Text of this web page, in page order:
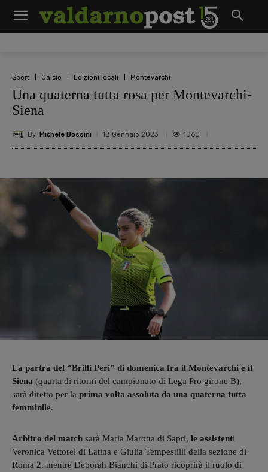
Sport Calcio Edizioni locali Montevarchi
Una quaterna tutta rosa per Montevarchi-
Siena
By Michele Bossini 18 Gennaio 2023 1060
La partra del “Brilli Peri” di domenica fra il Montevarchi e il
Siena (quarta di ritorni del campionato di Lega Pro girone B),
sarà diretto per la prima volta assoluta da una quaterna tutta
femminile.
Arbitro del match sarà Maria Marotta di Sapri, le assistenti
Veronica Vettorel di Latina e Giulia Tempestilli della sezione di
Roma 2, mentre Deborah Bianchi di Prato ricoprirà il ruolo di